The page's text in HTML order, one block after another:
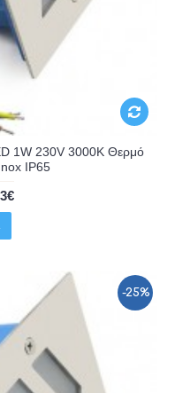
1W 230V 3000K Θερμό
IP65
-25%